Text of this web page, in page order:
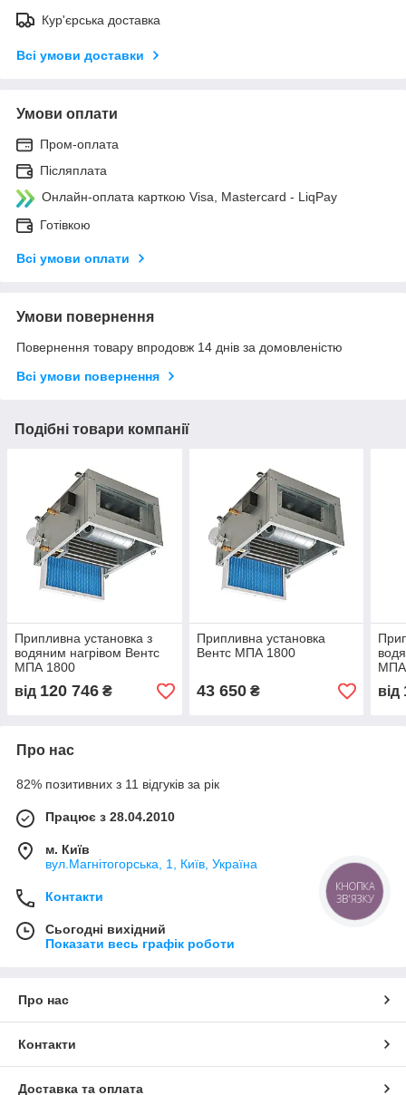
Кур'єрська доставка
Всі умови доставки
Умови оплати
Пром-оплата
Післяплата
Онлайн-оплата карткою Visa, Mastercard - LiqPay
Готівкою
Всі умови оплати
Умови повернення
Повернення товару впродовж 14 днів за домовленістю
Всі умови повернення
Подібні товари компанії
Припливна установка з
водяним нагрівом Вентс
МПА 1800
від 120 746 ₴
Припливна установка
Вентс МПА 1800
43 650₴
МПА
від
Про нас
82% позитивних з 11 відгуків за рік
Працює з 28.04.2010
м. Київ
вул.Магнітогорська, 1, Київ, Україна
Контакти
Сьогодні вихідний
Показати весь графік роботи
Про нас
Контакти
Доставка та оплата
КНОПКА
ЗВ'ЯЗКУ